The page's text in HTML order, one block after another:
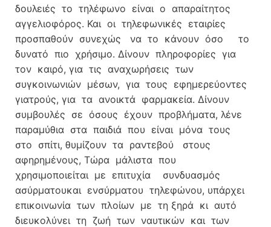
δουλειές το τηλέφωνο είναι ο απαραίτητος
αγγελιοφόρος. Και οι τηλεφωνικές εταιρίες
προσπαθούν συνεχώς να το κάνουν όσο το
δυνατό πιο χρήσιμο. Δίνουν πληροφορίες για
τον καιρό, για τις αναχωρήσεις των
συγκοινωνιών μέσων, για τους εφημερεύοντες
γιατρούς, για τα ανοικτά φαρμακεία. Δίνουν
συμβουλές σε όσους έχουν προβλήματα, λένε
παραμύθια στα παιδιά που είναι μόνα τους
στο σπίτι, θυμίζουν τα ραντεβού στους
αφηρημένους, Τώρα μάλιστα που
χρησιμοποιείται με επιτυχία συνδυασμός
ασύρματουκαι ενσύρματου τηλεφώνου, υπάρχει
επικοινωνία των πλοίων με τη ξηρά κι αυτό
διευκολύνει τη ζωή των ναυτικών και των